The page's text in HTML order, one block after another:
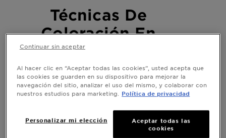
Técnicas De
Coloración En
Tendencia
Desde el balayage hasta el bronde, desde el
ombre hasta el sombrío, descubra pasos
sencillos para crear técnicas avanzadas de
Al hacer clic en “Aceptar todas las cookies”, usted acepta que
las cookies se guarden en su dispositivo para mejorar la
navegación del sitio, analizar el uso del mismo, y colaborar con
nuestros estudios para marketing.
Política de privacidad
Personalizar mi elección
Aceptar todas las
cookies
Continuar sin aceptar